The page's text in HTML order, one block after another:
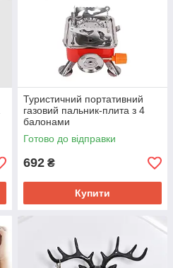
Туристичний портативний
газовий пальник-плита з 4
балонами
Готово до відправки
692 ₴
Купити